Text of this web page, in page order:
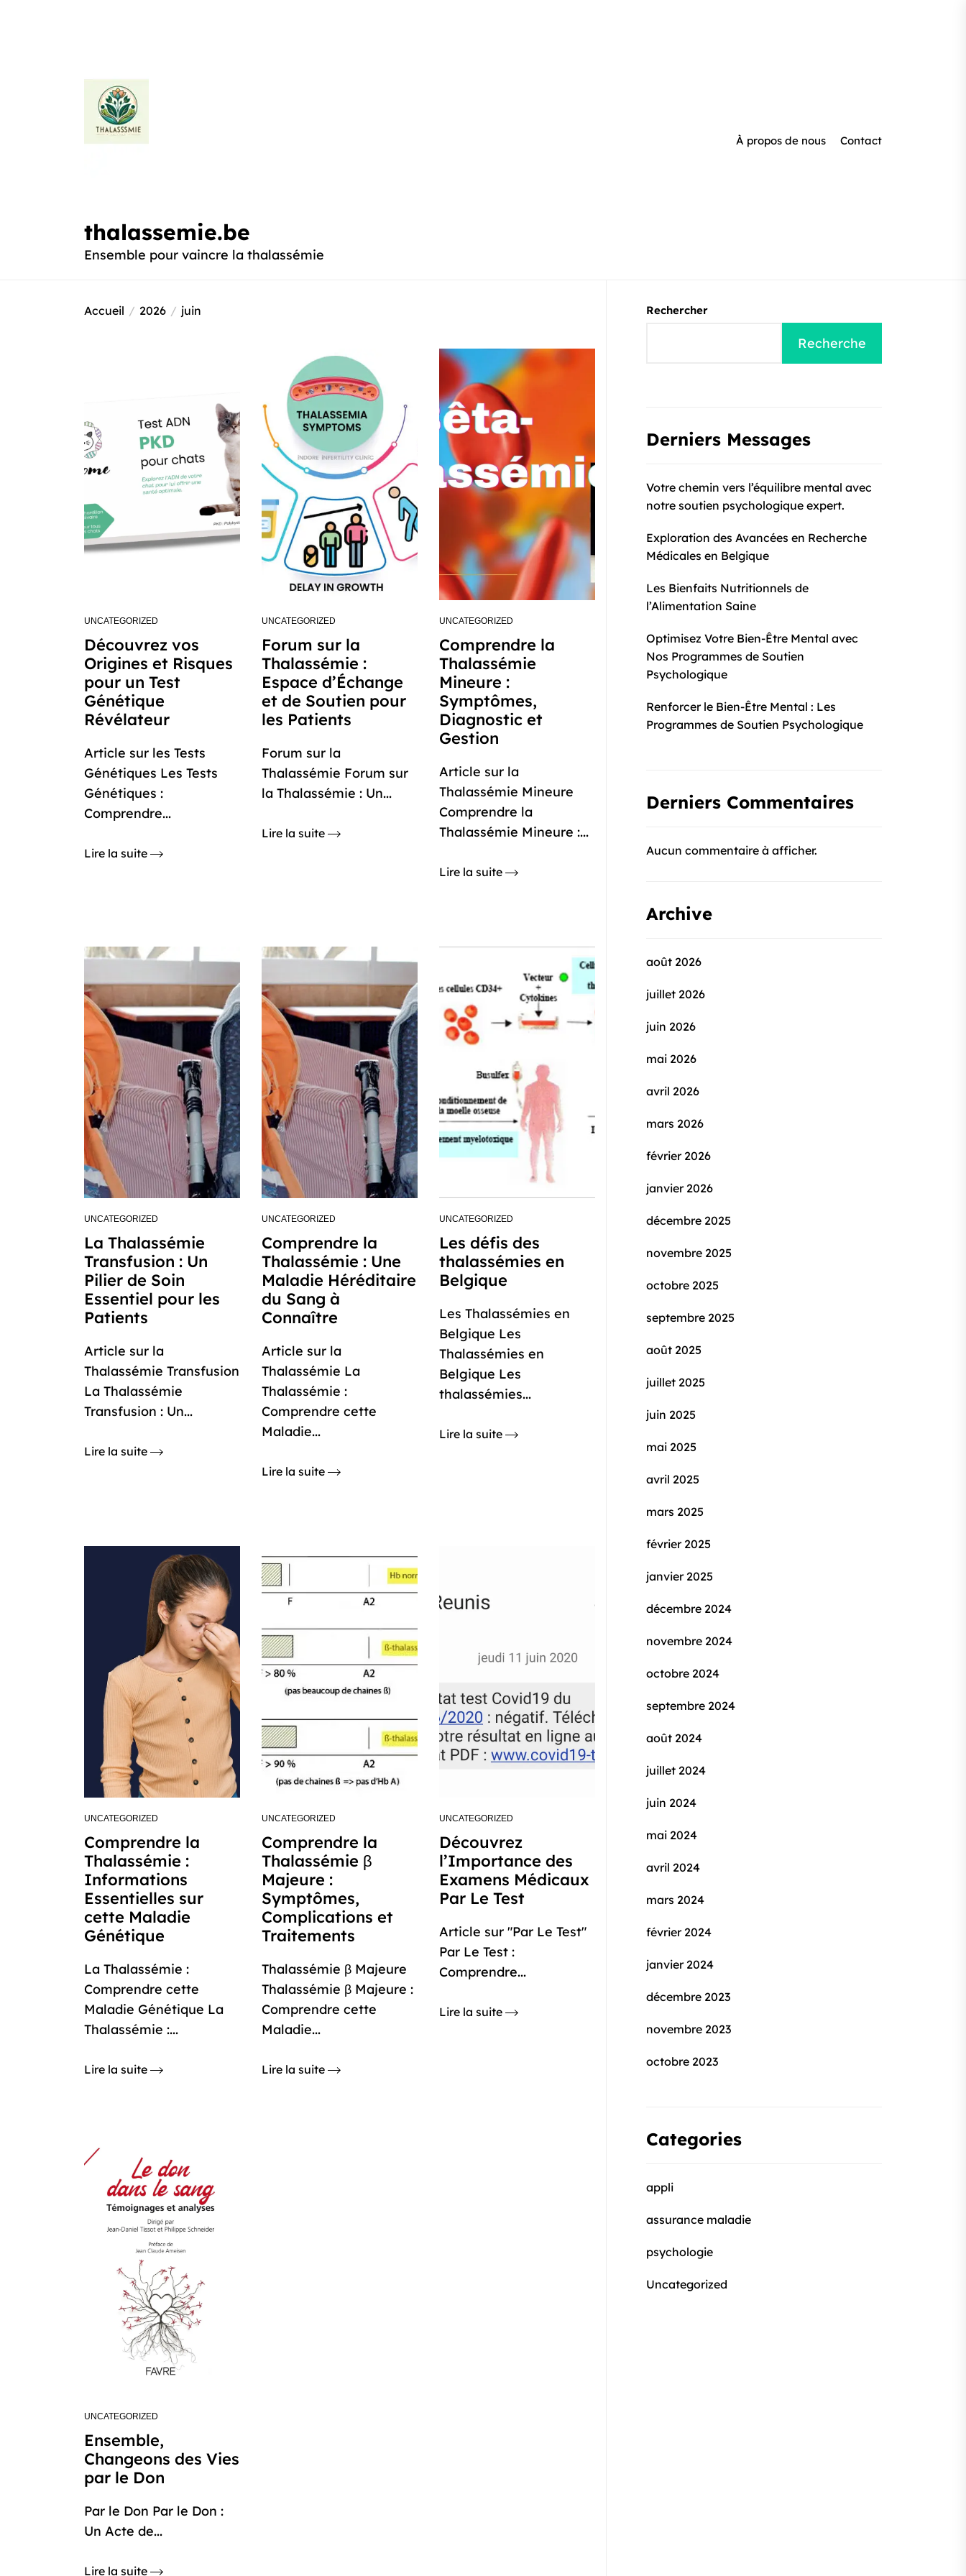
thalassemie.be
thalassemie.be
Ensemble pour vaincre la thalassémie
À propos de nous Contact
Accueil 2026 juin
UNCATEGORIZED
Découvrez vos
Origines et Risques
pour un Test
Génétique
Révélateur
Article sur les Tests
Génétiques Les Tests
Génétiques :
Comprendre...
Lire la suite
UNCATEGORIZED
Forum sur la
Thalassémie :
Espace d’Échange
et de Soutien pour
les Patients
Forum sur la
Thalassémie Forum sur
la Thalassémie : Un...
Lire la suite
UNCATEGORIZED
Comprendre la
Thalassémie
Mineure :
Symptômes,
Diagnostic et
Gestion
Article sur la
Thalassémie Mineure
Comprendre la
Thalassémie Mineure :...
Lire la suite
UNCATEGORIZED
La Thalassémie
Transfusion : Un
Pilier de Soin
Essentiel pour les
Patients
Article sur la
Thalassémie Transfusion
La Thalassémie
Transfusion : Un...
Lire la suite
UNCATEGORIZED
Comprendre la
Thalassémie : Une
Maladie Héréditaire
du Sang à
Connaître
Article sur la
Thalassémie La
Thalassémie :
Comprendre cette
Maladie...
Lire la suite
UNCATEGORIZED
Les défis des
thalassémies en
Belgique
Les Thalassémies en
Belgique Les
Thalassémies en
Belgique Les
thalassémies...
Lire la suite
UNCATEGORIZED
Comprendre la
Thalassémie :
Informations
Essentielles sur
cette Maladie
Génétique
La Thalassémie :
Comprendre cette
Maladie Génétique La
Thalassémie :...
Lire la suite
UNCATEGORIZED
Comprendre la
Thalassémie β
Majeure :
Symptômes,
Complications et
Traitements
Thalassémie β Majeure
Thalassémie β Majeure :
Comprendre cette
Maladie...
Lire la suite
UNCATEGORIZED
Découvrez
l’Importance des
Examens Médicaux
Par Le Test
Article sur "Par Le Test"
Par Le Test :
Comprendre...
Lire la suite
UNCATEGORIZED
Ensemble,
Changeons des Vies
par le Don
Par le Don Par le Don :
Un Acte de...
Lire la suite
Rechercher
Recherche
Derniers Messages
Votre chemin vers l’équilibre mental avec
notre soutien psychologique expert.
Exploration des Avancées en Recherche
Médicales en Belgique
Les Bienfaits Nutritionnels de
l’Alimentation Saine
Optimisez Votre Bien-Être Mental avec
Nos Programmes de Soutien
Psychologique
Renforcer le Bien-Être Mental : Les
Programmes de Soutien Psychologique
Derniers Commentaires
Aucun commentaire à afficher.
Archive
août 2026
juillet 2026
juin 2026
mai 2026
avril 2026
mars 2026
février 2026
janvier 2026
décembre 2025
novembre 2025
octobre 2025
septembre 2025
août 2025
juillet 2025
juin 2025
mai 2025
avril 2025
mars 2025
février 2025
janvier 2025
décembre 2024
novembre 2024
octobre 2024
septembre 2024
août 2024
juillet 2024
juin 2024
mai 2024
avril 2024
mars 2024
février 2024
janvier 2024
décembre 2023
novembre 2023
octobre 2023
Categories
appli
assurance maladie
psychologie
Uncategorized